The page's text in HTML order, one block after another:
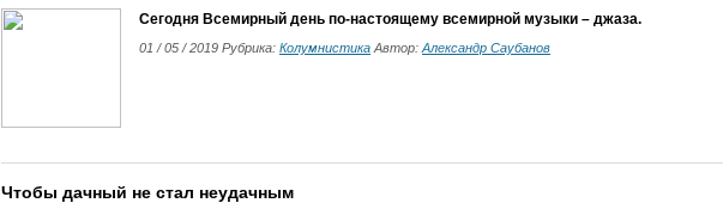
Сегодня Всемирный день по-настоящему всемирной музыки – джаза.
01 / 05 / 2019 Рубрика: Колумнистика Автор: Александр Саубанов
Чтобы дачный не стал неудачным